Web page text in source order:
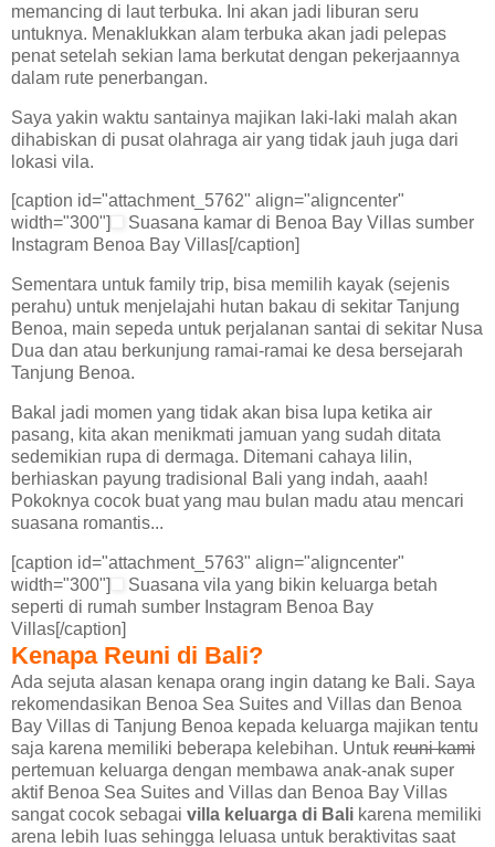
memancing di laut terbuka. Ini akan jadi liburan seru
untuknya. Menaklukkan alam terbuka akan jadi pelepas
penat setelah sekian lama berkutat dengan pekerjaannya
dalam rute penerbangan.
Saya yakin waktu santainya majikan laki-laki malah akan
dihabiskan di pusat olahraga air yang tidak jauh juga dari
lokasi vila.
[caption id="attachment_5762" align="aligncenter"
width="300"]
Suasana kamar di Benoa Bay Villas sumber
Instagram Benoa Bay Villas[/caption]
Sementara untuk family trip, bisa memilih kayak (sejenis
perahu) untuk menjelajahi hutan bakau di sekitar Tanjung
Benoa, main sepeda untuk perjalanan santai di sekitar Nusa
Dua dan atau berkunjung ramai-ramai ke desa bersejarah
Tanjung Benoa.
Bakal jadi momen yang tidak akan bisa lupa ketika air
pasang, kita akan menikmati jamuan yang sudah ditata
sedemikian rupa di dermaga. Ditemani cahaya lilin,
berhiaskan payung tradisional Bali yang indah, aaah!
Pokoknya cocok buat yang mau bulan madu atau mencari
suasana romantis...
[caption id="attachment_5763" align="aligncenter"
width="300"]
Suasana vila yang bikin keluarga betah
seperti di rumah sumber Instagram Benoa Bay
Villas[/caption]
Kenapa Reuni di Bali?
Ada sejuta alasan kenapa orang ingin datang ke Bali. Saya
rekomendasikan Benoa Sea Suites and Villas dan Benoa
Bay Villas di Tanjung Benoa kepada keluarga majikan tentu
saja karena memiliki beberapa kelebihan. Untuk reuni kami
pertemuan keluarga dengan membawa anak-anak super
aktif Benoa Sea Suites and Villas dan Benoa Bay Villas
sangat cocok sebagai villa keluarga di Bali karena memiliki
arena lebih luas sehingga leluasa untuk beraktivitas saat